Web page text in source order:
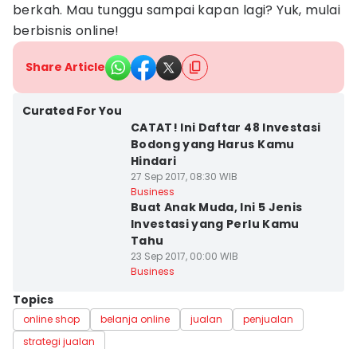
berkah. Mau tunggu sampai kapan lagi? Yuk, mulai
berbisnis online!
Share Article
Curated For You
CATAT! Ini Daftar 48 Investasi
Bodong yang Harus Kamu
Hindari
27 Sep 2017, 08:30 WIB
Business
Buat Anak Muda, Ini 5 Jenis
Investasi yang Perlu Kamu
Tahu
23 Sep 2017, 00:00 WIB
Business
Topics
online shop belanja online jualan
penjualan
strategi jualan